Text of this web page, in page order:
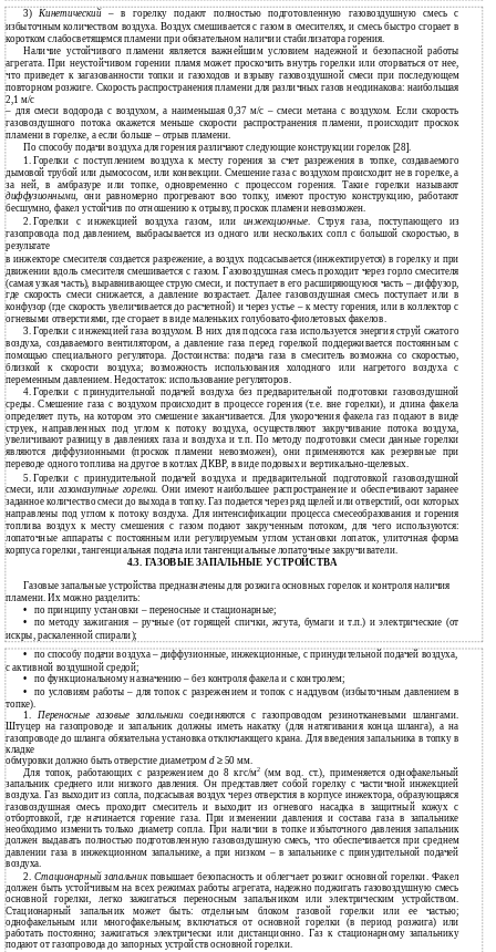
3)Кинетический – в горелку подают полностью подготовленную газовоздушную смесь с
избыточным количеством воздуха. Воздух смешивается с газом в смесителях, и смесь быстро сгорает в
коротком слабосветящемся пламени при обязательном наличии стабилизатора горения.
Наличие устойчивого пламени является важнейшим условием надежной и безопасной работы
агрегата. При неустойчивом горении пламя может проскочить внутрь горелки или оторваться от нее,
что приведет к загазованности топки и газоходов и взрыву газовоздушной смеси при последующем
повторном розжиге. Скорость распространения пламени для различных газов неодинакова: наибольшая
2,1 м/с
– для смеси водорода с воздухом, а наименьшая 0,37 м/с – смеси метана с воздухом. Если скорость
газовоздушного потока окажется меньше скорости распространения пламени, происходит проскок
пламени в горелке, а если больше – отрыв пламени.
По способу подачи воздуха для горения различают следующие конструкции горелок [28].
1. Горелки с поступлением воздуха к месту горения за счет разрежения в топке, создаваемого
дымовой трубой или дымососом, или конвекции. Смешение газа с воздухом происходит не в горелке, а
за ней, в амбразуре или топке, одновременно с процессом горения. Такие горелки называют
диффузионными, они равномерно прогревают всю топку, имеют простую конструкцию, работают
бесшумно, факел устойчив по отношению к отрыву, проскок пламени невозможен.
2. Горелки с инжекцией воздуха газом, или инжекционные . Струя газа, поступающего из
газопровода под давлением, выбрасывается из одного или нескольких сопл с большой скоростью, в
результате
в инжекторе смесителя создается разрежение, а воздух подсасывается (инжектируется) в горелку и при
движении вдоль смесителя смешивается с газом. Газовоздушная смесь проходит через горло смесителя
(самая узкая часть), выравнивающее струю смеси, и поступает в его расширяющуюся часть – диффузор,
где скорость смеси снижается, а давление возрастает. Далее газовоздушная смесь поступает или в
конфузор (где скорость увеличивается до расчетной) и через устье – к месту горения, или в коллектор с
огневыми отверстиями, где сгорает в виде маленьких голубовато-фиолетовых факелов.
3. Горелки с инжекцией газа воздухом. В них для подсоса газа используется энергия струй сжатого
воздуха, создаваемого вентилятором, а давление газа перед горелкой поддерживается постоянным с
помощью специального регулятора. Достоинства: подача газа в смеситель возможна со скоростью,
близкой к скорости воздуха; возможность использования холодного или нагретого воздуха с
переменным давлением. Недостаток: использование регуляторов.
4. Горелки с принудительной подачей воздуха без предварительной подготовки газовоздушной
среды. Смешение газа с воздухом происходит в процессе горения (т.е. вне горелки), и длина факела
определяет путь, на котором это смешение заканчивается. Для укорочения факела газ подают в виде
струек, направленных под углом к потоку воздуха, осуществляют закручивание потока воздуха,
увеличивают разницу в давлениях газа и воздуха и т.п. По методу подготовки смеси данные горелки
являются диффузионными (проскок пламени невозможен), они применяются как резервные при
переводе одного топлива на другое в котлах ДКВР, в виде подовых и вертикально-щелевых.
5. Горелки с принудительной подачей воздуха и предварительной подготовкой газовоздушной
смеси, или газомазутные горелки. Они имеют наибольшее распространение и обеспечивают заранее
заданное количество смеси до выхода в топку. Газ подается через ряд щелей или отверстий, оси которых
направлены под углом к потоку воздуха. Для интенсификации процесса смесеобразования и горения
топлива воздух к месту смешения с газом подают закрученным потоком, для чего используются:
лопаточные аппараты с постоянным или регулируемым углом установки лопаток, улиточная форма
корпуса горелки, тангенциальная подача или тангенциальные лопаточные закручиватели.
4.3. ГАЗОВЫЕ ЗАПАЛЬНЫЕ УСТРОЙСТВА
Газовые запальные устройства предназначены для розжига основных горелок и контроля наличия
пламени. Их можно разделить:
•
по принципу установки – переносные и стационарные;
•
по методу зажигания – ручные (от горящей спички, жгута, бумаги и т.п.) и электрические (от
искры, раскаленной спирали);
•
по способу подачи воздуха – диффузионные, инжекционные, с принудительной подачей воздуха,
с активной воздушной средой;
•
по функциональному назначению – без контроля факела и с контролем;
•
по условиям работы – для топок с разрежением и топок с наддувом (избыточным давлением в
топке).
1. Переносные газовые запальникисоединяются с газопроводом резинотканевыми шлангами.
Штуцер на газопроводе и запальник должны иметь накатку (для натягивания конца шланга), а на
газопроводе до шланга обязательна установка отключающего крана. Для введения запальника в топку в
кладке
обмуровки должно быть отверстие диаметром d ≥ 50 мм.
Для топок, работающих с разрежением до 8 кгс/м2(мм вод. ст.), применяется однофакельный
запальник среднего или низкого давления. Он представляет собой горелку с частичной инжекцией
воздуха. Газ выходит из сопла, подсасывая воздух через отверстия в корпусе инжектора, образующаяся
газовоздушная смесь проходит смеситель и выходит из огневого насадка в защитный кожух с
отбортовкой, где начинается горение газа. При изменении давления и состава газа в запальнике
необходимо изменить только диаметр сопла. При наличии в топке избыточного давления запальник
должен выдавать полностью подготовленную газовоздушную смесь, что обеспечивается при среднем
давлении газа в инжекционном запальнике, а при низком – в запальнике с принудительной подачей
воздуха.
2. Стационарный запальник повышает безопасность и облегчает розжиг основной горелки. Факел
должен быть устойчивым на всех режимах работы агрегата, надежно поджигать газовоздушную смесь
основной горелки, легко зажигаться переносным запальником или электрическим устройством.
Стационарный запальник может быть: отдельным блоком газовой горелки или ее частью;
однофакельным или многофакельным; включаться от основной горелки (в период розжига) или
работать постоянно; зажигаться электрически или дистанционно. Газ к стационарному запальнику
подают от газопровода до запорных устройств основной горелки.